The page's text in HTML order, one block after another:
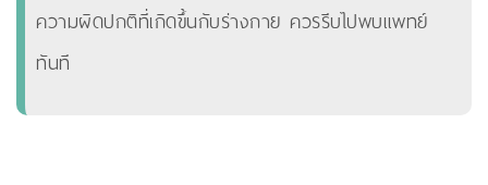
ความผิดปกติที่เกิดขึ้นกับร่างกาย ควรรีบไปพบแพทย์
ทันที